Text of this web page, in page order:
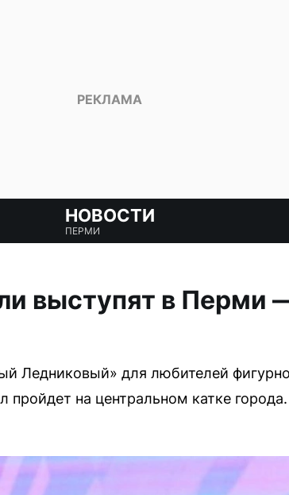
НОВОСТИ
ПЕРМИ
выступят в Перми
Ледниковый» для любителей
на центральном катке города.